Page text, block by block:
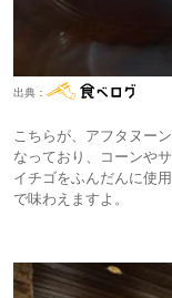
出典：
こちらが、アフタヌー
なっており、コーンや
イチゴをふんだんに使
で味わえますよ。